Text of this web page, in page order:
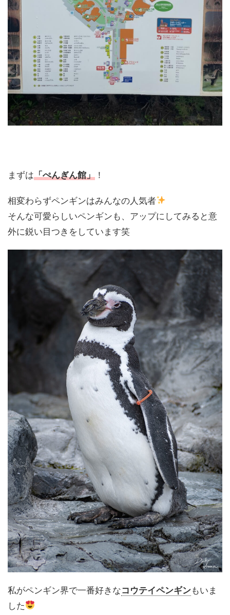
まずは「ぺんぎん館」 ！
相変わらずペンギンはみんなの人気者
そんな可愛らしいペンギンも、アップにしてみると意
外に鋭い目つきをしています笑
私がペンギン界で一番好きなコウテイペンギンもいま
した